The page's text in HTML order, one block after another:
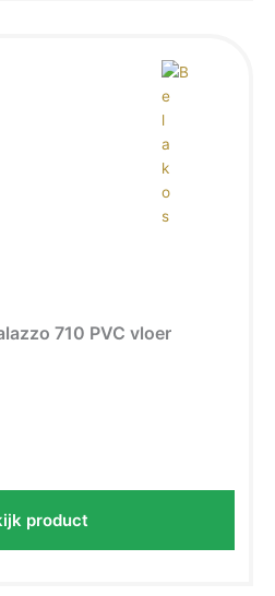
710 PVC vloer
product